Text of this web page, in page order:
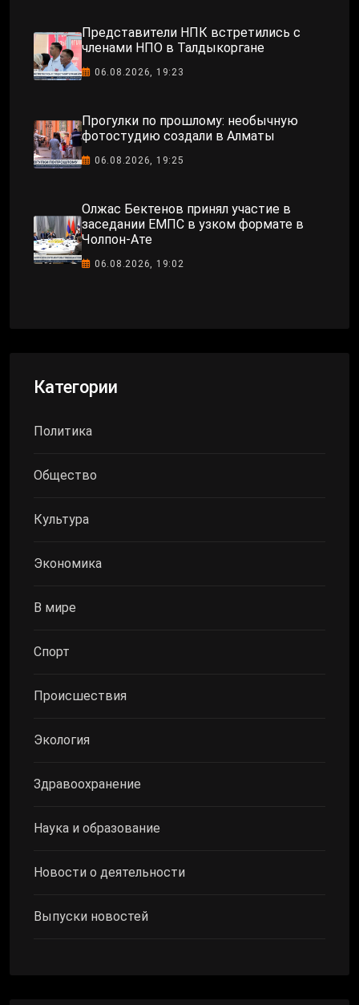
Представители НПК встретились с
членами НПО в Талдыкоргане
06.08.2026, 19:23
Прогулки по прошлому: необычную
фотостудию создали в Алматы
06.08.2026, 19:25
Олжас Бектенов принял участие в
заседании ЕМПС в узком формате в
Чолпон-Ате
06.08.2026, 19:02
Категории
Политика
Общество
Культура
Экономика
В мире
Спорт
Происшествия
Экология
Здравоохранение
Наука и образование
Новости о деятельности
Выпуски новостей